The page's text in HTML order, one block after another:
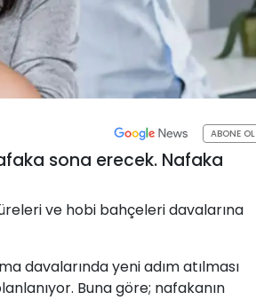
ABONE OL
sona erecek. Nafaka
ve hobi bahçeleri davalarına
davalarında yeni adım atılması
Buna göre; nafakanın